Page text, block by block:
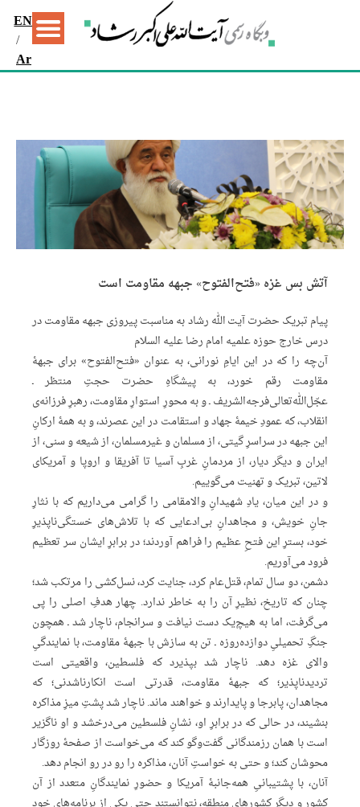
EN
/
Ar
آتش بس غزه «فتح‌الفتوح» جبهه مقاومت است
پیام تبریک حضرت آیت الله رشاد به مناسبت پیروزی جبهه مقاومت در
درس خارج حوزه علمیه امام رضا علیه السلام
آن‌چه را که در این ایامِ نورانی، به عنوان «فتح‌الفتوح» برای جبهۀ
مقاومت رقم خورد، به پیشگاهِ حضرت حجتِ منتظر ـ
عجّل‌الله‌تعالی‌فرجه‌الشریف ـ و به محورِ استوارِ مقاومت، رهبرِ فرزانه‌ی
انقلاب، که عمودِ خیمۀ جهاد و استقامت در این عصرند، و به همۀ ارکانِ
این جبهه در سراسرِ گیتی، از مسلمان و غیرمسلمان، از شیعه و سنی، از
ایران و دیگر دیار، از مردمانِ غربِ آسیا تا آفریقا و اروپا و آمریکای
لاتین، تبریک و تهنیت می‌گوییم.
و در این میان، یادِ شهیدانِ والامقامی را گرامی می‌داریم که با نثارِ
جانِ خویش، و مجاهدانِ بی‌ادعایی که با تلاش‌های خستگی‌ناپذیرِ
خود، بسترِ این فتحِ عظیم را فراهم آوردند؛ در برابرِ ایشان سر تعظیم
فرود می‌آوریم.
دشمن، دو سال تمام، قتل‌عام کرد، جنایت کرد، نسل‌کشی را مرتکب شد؛
چنان که تاریخ، نظیرِ آن را به خاطر ندارد. چهار هدفِ اصلی را پی
می‌گرفت، اما به هیچ‌یک دست نیافت و سرانجام، ناچار شد ـ همچون
جنگِ تحمیلیِ دوازده‌روزه ـ تن به سازش با جبهۀ مقاومت، با نمایندگیِ
والای غزه دهد. ناچار شد بپذیرد که فلسطین، واقعیتی است
تردیدناپذیر؛ که جبهۀ مقاومت، قدرتی است انکارناشدنی؛ که
مجاهدان، پابرجا و پایدارند و خواهند ماند. ناچار شد پشتِ میزِ مذاکره
بنشیند، در حالی که در برابرِ او، نشانِ فلسطین می‌درخشد و او ناگزیر
است با همان رزمندگانی گفت‌وگو کند که می‌خواست از صفحۀ روزگار
محوشان کند؛ و حتی به خواستِ آنان، مذاکره را رو در رو انجام دهد.
آنان، با پشتیبانیِ همه‌جانبۀ آمریکا و حضورِ نمایندگانِ متعدد از آن